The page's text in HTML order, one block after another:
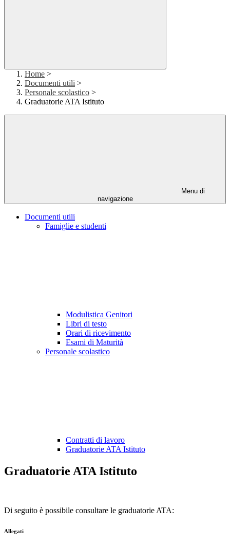
Home >
Documenti utili >
Personale scolastico >
Graduatorie ATA Istituto
Menu di
navigazione
Documenti utili
Famiglie e studenti
Modulistica Genitori
Libri di testo
Orari di ricevimento
Esami di Maturità
Personale scolastico
Contratti di lavoro
Graduatorie ATA Istituto
Graduatorie ATA Istituto
Di seguito è possibile consultare le graduatorie ATA:
Allegati